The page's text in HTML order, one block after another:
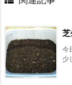
今
少